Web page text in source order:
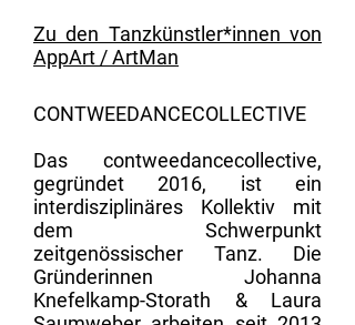
Zu den Tanzkünstler*innen von
AppArt /ArtMan
​CONTWEEDANCECOLLECTIVE​
Das contweedancecollective,
gegründet 2016, ist ein
interdisziplinäres Kollektiv mit
dem Schwerpunkt
zeitgenössischer Tanz. Die
Gründerinnen Johanna
Knefelkamp-Storath & Laura